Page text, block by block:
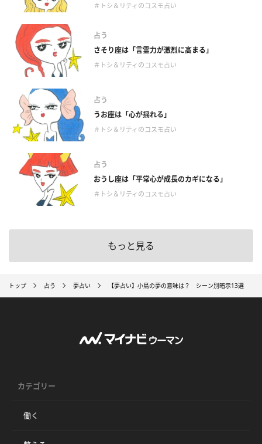
＃トシ＆リティのコスモ占い
占う
さそり座は「言霊力が激烈に高まる」
＃トシ＆リティのコスモ占い
占う
うお座は「心が揺れる」
＃トシ＆リティのコスモ占い
占う
おうし座は「平常心が成長のカギになる」
＃トシ＆リティのコスモ占い
もっと見る
トップ 占う 夢占い 【夢占い】小鳥の夢の意味は？ シーン別暗示13選
カテゴリー
働く